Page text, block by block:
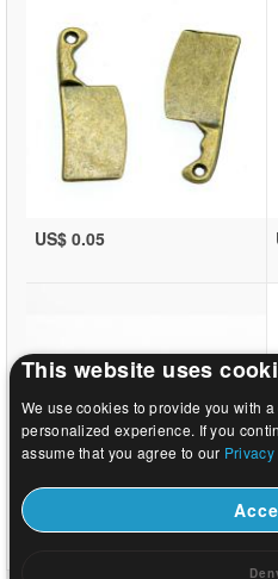
US$ 0.05
US$ 0.03
This website uses
We use cookies to provide you with
personalized experience. If you
assume that you agree to our Privacy